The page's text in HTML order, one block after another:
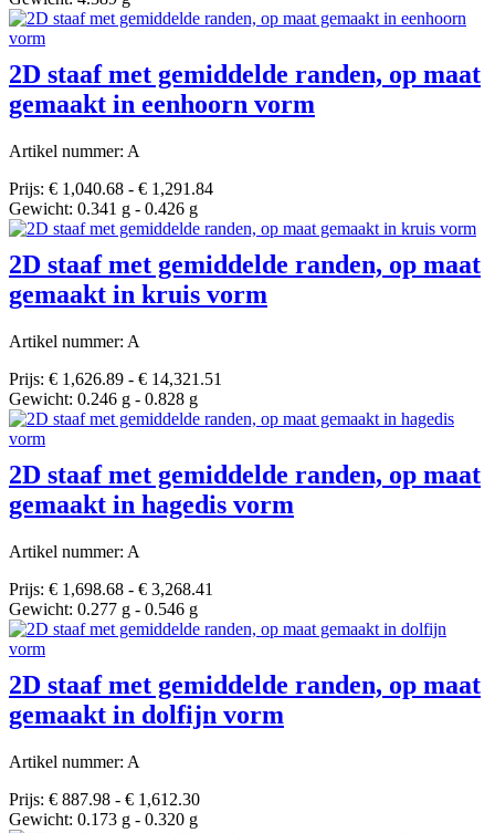
2D staaf met gemiddelde randen, op maat
gemaakt in eenhoorn vorm
Artikel nummer: A
Prijs: € 1,040.68 - € 1,291.84
Gewicht: 0.341 g - 0.426 g
2D staaf met gemiddelde randen, op maat
gemaakt in kruis vorm
Artikel nummer: A
Prijs: € 1,626.89 - € 14,321.51
Gewicht: 0.246 g - 0.828 g
2D staaf met gemiddelde randen, op maat
gemaakt in hagedis vorm
Artikel nummer: A
Prijs: € 1,698.68 - € 3,268.41
Gewicht: 0.277 g - 0.546 g
2D staaf met gemiddelde randen, op maat
gemaakt in dolfijn vorm
Artikel nummer: A
Prijs: € 887.98 - € 1,612.30
Gewicht: 0.173 g - 0.320 g